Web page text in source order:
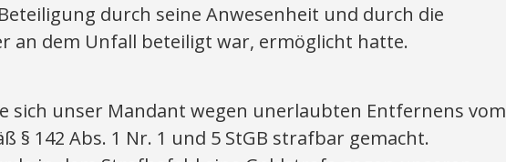
durch seine Anwesenheit und durch die
an dem Unfall beteiligt war, ermöglicht hatte.
sich unser Mandant wegen unerlaubten Entfernens vom
§ 142 Abs. 1 Nr. 1 und 5 StGB strafbar gemacht.